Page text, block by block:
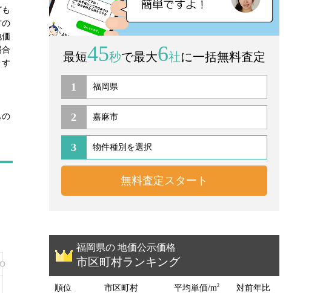
の
の
最短45秒で最大6社に一括無料査定
1
2
3
福岡県の 地価公示価格
市区町村ランキング
順位 市区町村 平均単価/m2 対前年比